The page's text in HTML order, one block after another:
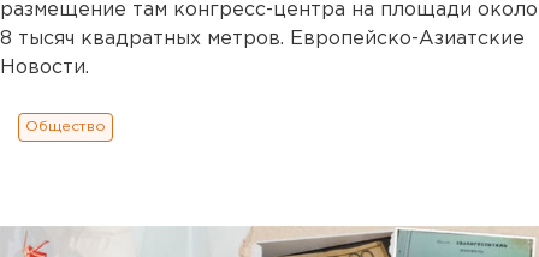
размещение там конгресс-центра на площади около
8 тысяч квадратных метров. Европейско-Азиатские
Новости.
Общество